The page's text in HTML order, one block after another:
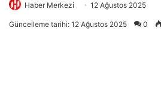
Haber Merkezi 12 Ağustos 2025
Güncelleme tarihi: 12 Ağustos 2025 0